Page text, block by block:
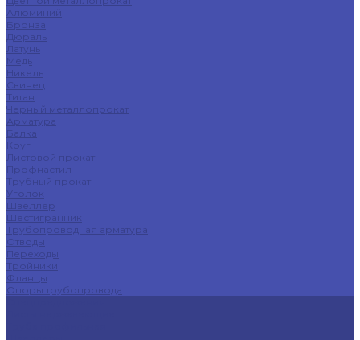
Алюминий
Бронза
Дюраль
Латунь
Медь
Никель
Свинец
Титан
Черный металлопрокат
Арматура
Балка
Круг
Листовой прокат
Профнастил
Трубный прокат
Уголок
Швеллер
Шестигранник
Трубопроводная арматура
Отводы
Переходы
Тройники
Фланцы
Опоры трубопровода